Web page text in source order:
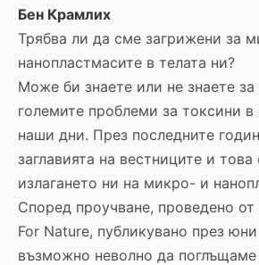
Бен Крамлих
Трябва ли да сме загрижени за
нанопластмасите в телата ни?
Може би знаете или не знаете
големите проблеми за токсини в
наши дни. През последните
заглавията на вестниците и
излагането ни на микро- и
Според проучване, проведено от
For Nature, публикувано през юни
възможно неволно да